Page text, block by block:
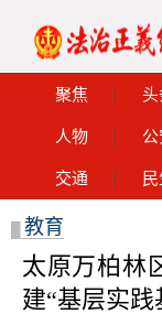
聚焦 头
人物 公
交通
教育
太原万柏林
建“基层实